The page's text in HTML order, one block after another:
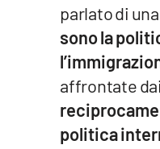
Lamezia Terme
parlato di
sono la
affrontate
politica